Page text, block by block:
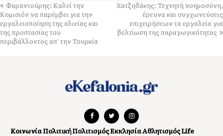
14:14
Επιβαρυμένη ατμόσφαιρα από τις πυρκαγιές: Τα μέτρα
προστασίας που συνιστά ο Πανελλήνιος Ιατρικός Σύλλογος
Saristra & Verbena festival, φέρνουν στις 9 Αυγούστου στην
Με σύνθημα «όχι άλλες πυρκαγιές» πραγματοποιήθηκαν τα
Φαραντούρης: Καλεί την
Κομισιόν να παρέμβει για την
εργαλειοποίηση της αλιείας και
της προστασίας του
περιβάλλοντος απ’ την Τουρκία
Χατζηδάκης: Τεχνητή νοημοσύνη,
έρευνα και συγχωνεύσεις
επιχειρήσεων τα εργαλεία για
βελτίωση της παραγωγικότητας
ΚοινωνίαΠολιτικήΠολιτισμόςΕκκλησίαΑθλητισμόςLife